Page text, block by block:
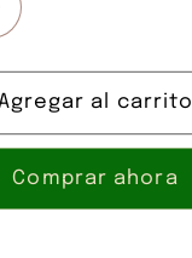
GREY
al carrito
Comprar ahora